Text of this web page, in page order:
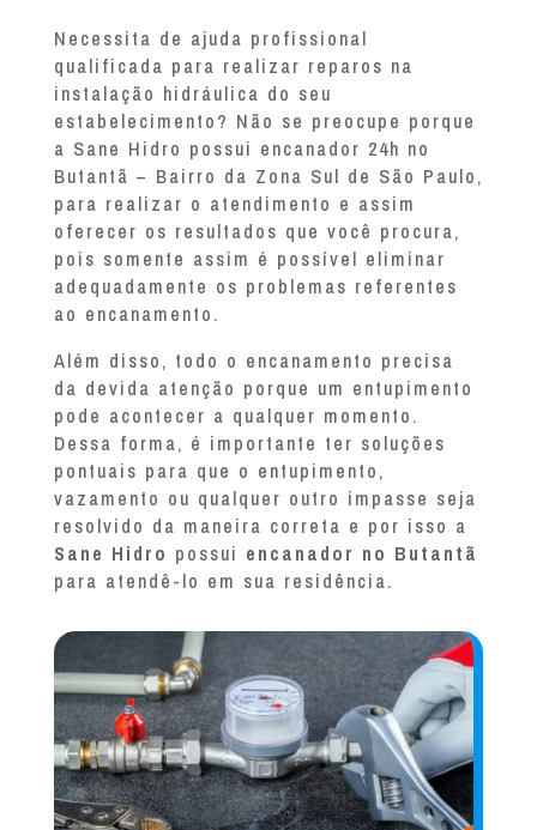
Necessita de ajuda profissional
qualificada para realizar reparos na
instalação hidráulica do seu
estabelecimento? Não se preocupe porque
a Sane Hidro possui encanador 24h no
Butantã – Bairro da Zona Sul de São Paulo,
para realizar o atendimento e assim
oferecer os resultados que você procura,
pois somente assim é possível eliminar
adequadamente os problemas referentes
ao encanamento.
Além disso, todo o encanamento precisa
da devida atenção porque um entupimento
pode acontecer a qualquer momento.
Dessa forma, é importante ter soluções
pontuais para que o entupimento,
vazamento ou qualquer outro impasse seja
resolvido da maneira correta e por isso a
Sane Hidro possui encanador no Butantã
para atendê-lo em sua residência.